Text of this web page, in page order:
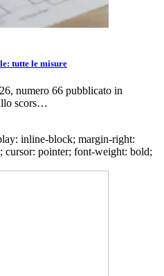
tutte le misure
numero 66 pubblicato in
scors…
inline-block; margin-right:
pointer; font-weight: bold;